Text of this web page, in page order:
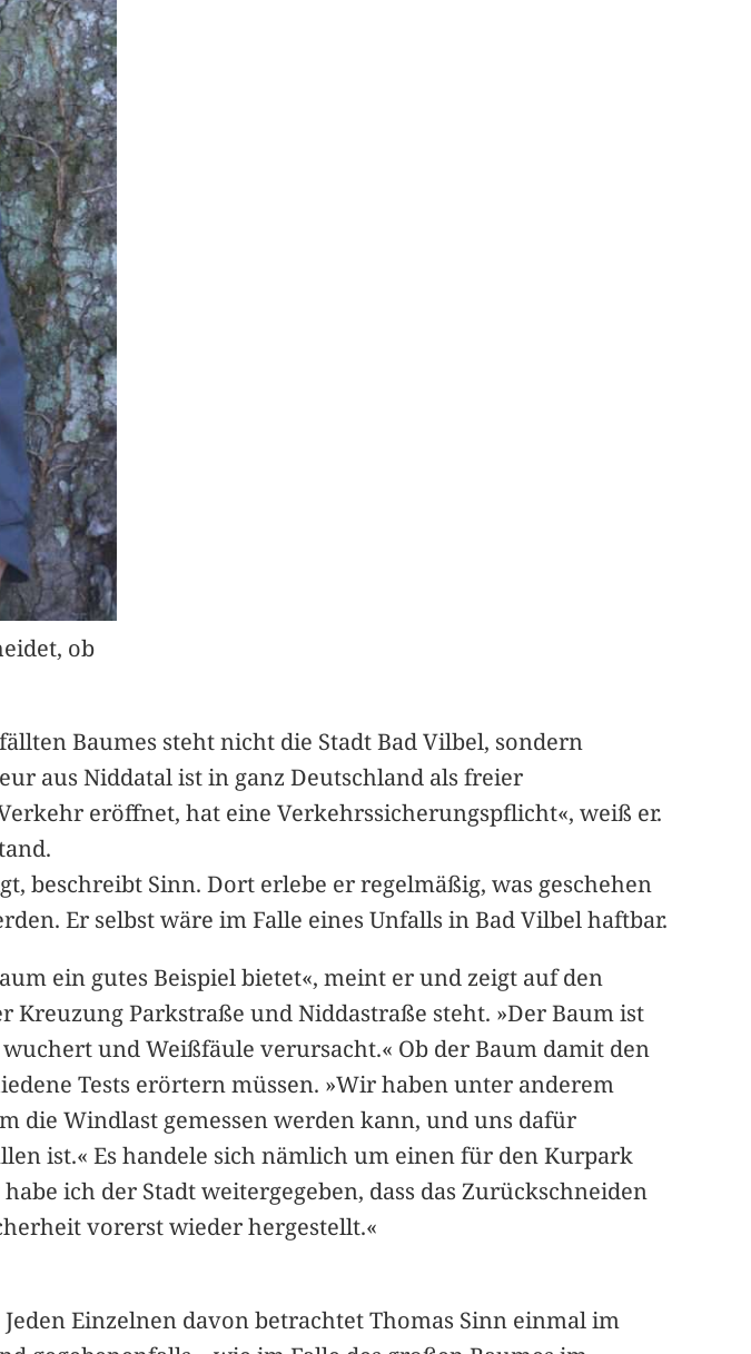
ob
Baumes steht nicht die Stadt Bad Vilbel, sondern
aus Niddatal ist in ganz Deutschland als freier
eröffnet, hat eine Verkehrssicherungspflicht«, weiß er.
beschreibt Sinn. Dort erlebe er regelmäßig, was geschehen
Er selbst wäre im Falle eines Unfalls in Bad Vilbel haftbar.
ein gutes Beispiel bietet«, meint er und zeigt auf den
Parkstraße und Niddastraße steht. »Der Baum ist
und Weißfäule verursacht.« Ob der Baum damit den
Tests erörtern müssen. »Wir haben unter anderem
die Windlast gemessen werden kann, und uns dafür
ist.« Es handele sich nämlich um einen für den Kurpark
ich der Stadt weitergegeben, dass das Zurückschneiden
vorerst wieder hergestellt.«
Einzelnen davon betrachtet Thomas Sinn einmal im